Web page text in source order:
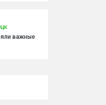
важные